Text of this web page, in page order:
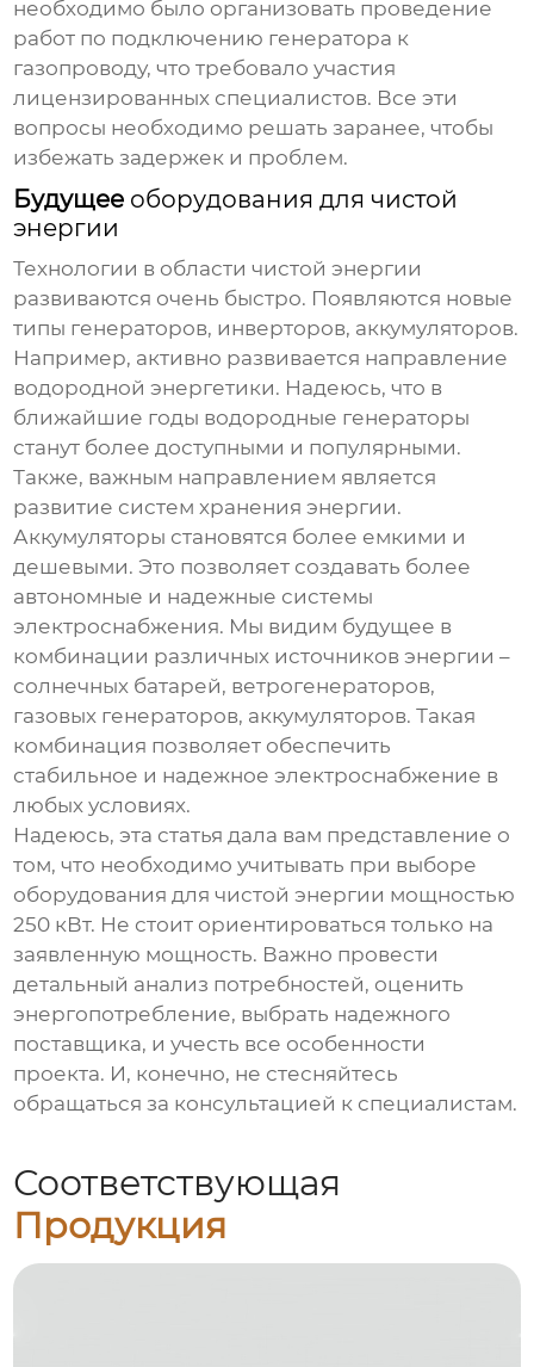
необходимо было организовать проведение
работ по подключению генератора к
газопроводу, что требовало участия
лицензированных специалистов. Все эти
вопросы необходимо решать заранее, чтобы
избежать задержек и проблем.
Будущее оборудования для чистой
энергии
Технологии в области чистой энергии
развиваются очень быстро. Появляются новые
типы генераторов, инверторов, аккумуляторов.
Например, активно развивается направление
водородной энергетики. Надеюсь, что в
ближайшие годы водородные генераторы
станут более доступными и популярными.
Также, важным направлением является
развитие систем хранения энергии.
Аккумуляторы становятся более емкими и
дешевыми. Это позволяет создавать более
автономные и надежные системы
электроснабжения. Мы видим будущее в
комбинации различных источников энергии –
солнечных батарей, ветрогенераторов,
газовых генераторов, аккумуляторов. Такая
комбинация позволяет обеспечить
стабильное и надежное электроснабжение в
любых условиях.
Надеюсь, эта статья дала вам представление о
том, что необходимо учитывать при выборе
оборудования для чистой энергии мощностью
250 кВт. Не стоит ориентироваться только на
заявленную мощность. Важно провести
детальный анализ потребностей, оценить
энергопотребление, выбрать надежного
поставщика, и учесть все особенности
проекта. И, конечно, не стесняйтесь
обращаться за консультацией к специалистам.
Соответствующая
Продукция